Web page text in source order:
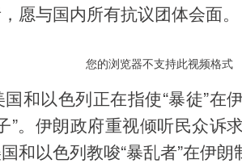
愿与国内所有抗议团体会面。
您的浏览器不支持此视频格式
和以色列正在指使“暴徒”在
”。伊朗政府重视倾听民众诉
和以色列教唆“暴乱者”在伊朗